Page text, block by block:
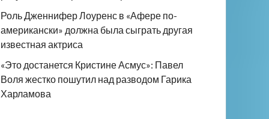
Роль Дженнифер Лоуренс в «Афере по-
американски» должна была сыграть другая
известная актриса
«Это достанется Кристине Асмус»: Павел
Воля жестко пошутил над разводом Гарика
Харламова